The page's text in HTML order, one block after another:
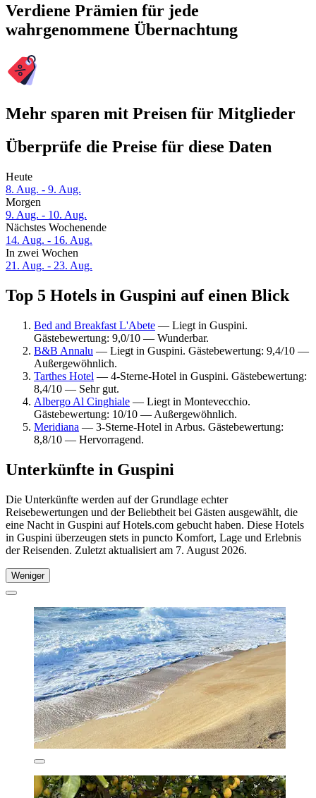
Verdiene Prämien für jede
wahrgenommene Übernachtung
Mehr sparen mit Preisen für Mitglieder
Überprüfe die Preise für diese Daten
Heute
8. Aug. - 9. Aug.
Morgen
9. Aug. - 10. Aug.
Nächstes Wochenende
14. Aug. - 16. Aug.
In zwei Wochen
21. Aug. - 23. Aug.
Top 5 Hotels in Guspini auf einen Blick
Bed and Breakfast L'Abete — Liegt in Guspini.
Gästebewertung: 9,0/10 — Wunderbar.
B&B Annalu — Liegt in Guspini. Gästebewertung: 9,4/10 —
Außergewöhnlich.
Tarthes Hotel — 4-Sterne-Hotel in Guspini. Gästebewertung:
8,4/10 — Sehr gut.
Albergo Al Cinghiale — Liegt in Montevecchio.
Gästebewertung: 10/10 — Außergewöhnlich.
Meridiana — 3-Sterne-Hotel in Arbus. Gästebewertung:
8,8/10 — Hervorragend.
Unterkünfte in Guspini
Die Unterkünfte werden auf der Grundlage echter
Reisebewertungen und der Beliebtheit bei Gästen ausgewählt, die
eine Nacht in Guspini auf Hotels.com gebucht haben. Diese Hotels
in Guspini überzeugen stets in puncto Komfort, Lage und Erlebnis
der Reisenden. Zuletzt aktualisiert am 7. August 2026.
Weniger